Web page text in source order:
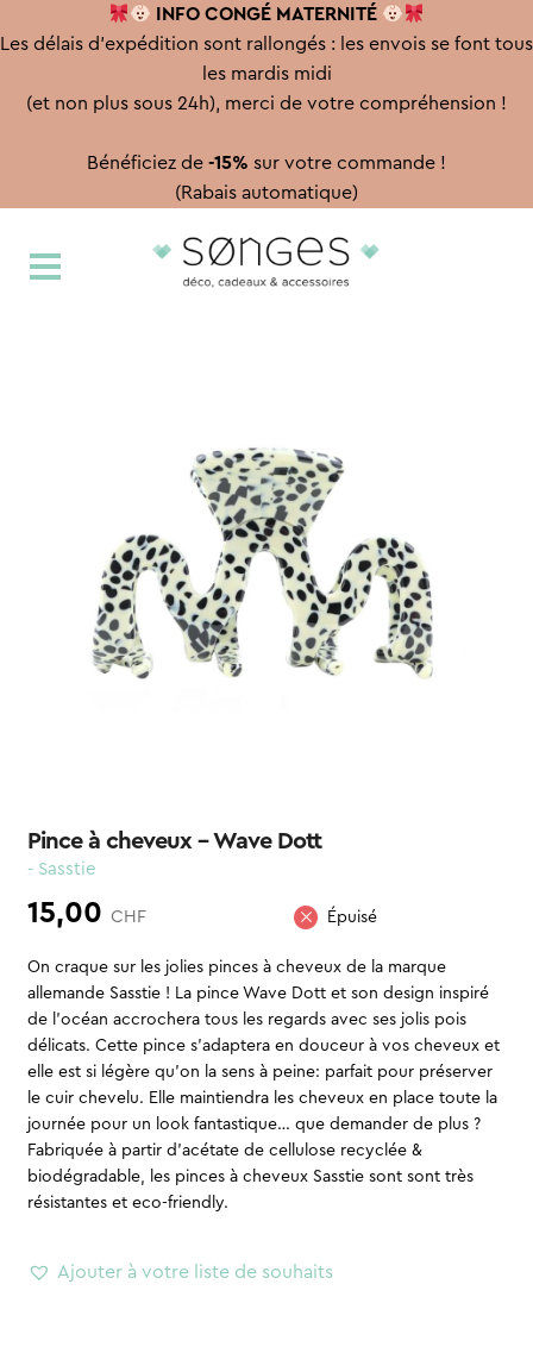
INFO CONGÉ MATERNITÉ
Les délais d'expédition sont rallongés : les envois se font tous
les mardis midi
(et non plus sous 24h), merci de votre compréhension !
Bénéficiez de -15% sur votre commande !
(Rabais automatique)
à
au
Pince à cheveux – Wave Dott
- Sasstie
15,00 CHF Épuisé
On craque sur les jolies pinces à cheveux de la marque
allemande Sasstie ! La pince Wave Dott et son design inspiré
de l’océan accrochera tous les regards avec ses jolis pois
délicats. Cette pince s’adaptera en douceur à vos cheveux et
elle est si légère qu’on la sens à peine: parfait pour préserver
le cuir chevelu. Elle maintiendra les cheveux en place toute la
journée pour un look fantastique… que demander de plus ?
Fabriquée à partir d’acétate de cellulose recyclée &
biodégradable, les pinces à cheveux Sasstie sont sont très
résistantes et eco-friendly.
Ajouter à votre liste de souhaits